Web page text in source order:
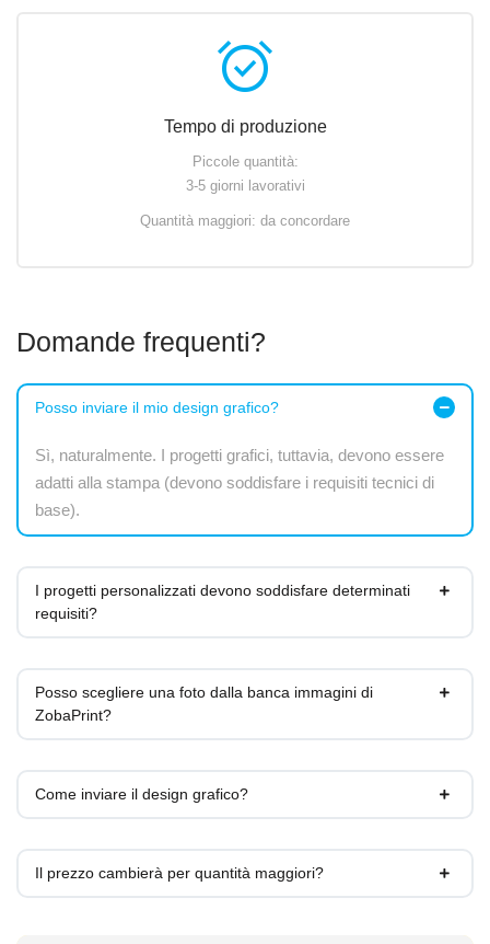
alarm_on
Tempo di produzione
Piccole quantità:
3-5 giorni lavorativi
Quantità maggiori: da concordare
Domande frequenti?
Posso inviare il mio design grafico?
Sì, naturalmente. I progetti grafici, tuttavia, devono essere
adatti alla stampa (devono soddisfare i requisiti tecnici di
base).
I progetti personalizzati devono soddisfare determinati
requisiti?
Posso scegliere una foto dalla banca immagini di
ZobaPrint?
Come inviare il design grafico?
Il prezzo cambierà per quantità maggiori?